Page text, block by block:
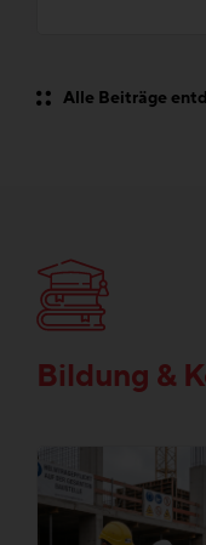
Alle Beiträge
Bildung &